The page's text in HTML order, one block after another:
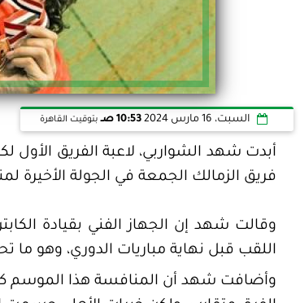
السبت، 16 مارس 2024 10:53 صـ بتوقيت القاهرة
أبدت شهد الشواربي، لاعبة الفريق الأول
فريق الزمالك الجمعة في الجولة الأخيرة
وقالت شهد إن الجهاز الفني بقيادة
اللقب قبل نهاية مباريات الدوري، وهو ما
وأضافت شهد أن المنافسة هذا الموسم